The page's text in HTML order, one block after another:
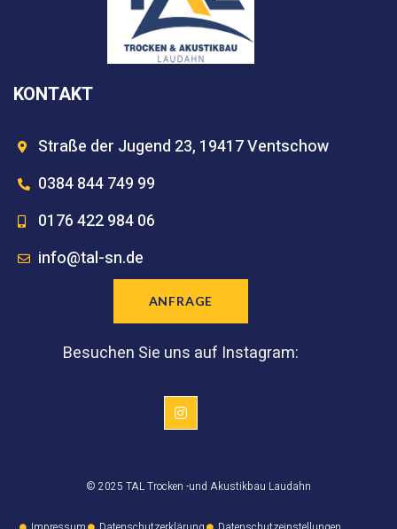
KONTAKT
Straße der Jugend 23, 19417 Ventschow
0384 844 749 99
0176 422 984 06
info@tal-sn.de
ANFRAGE
Besuchen Sie uns auf Instagram:
© 2025 TAL Trocken -und Akustikbau Laudahn